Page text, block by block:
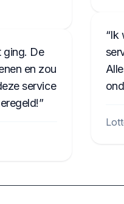
ging. De
en zou
service
Ik